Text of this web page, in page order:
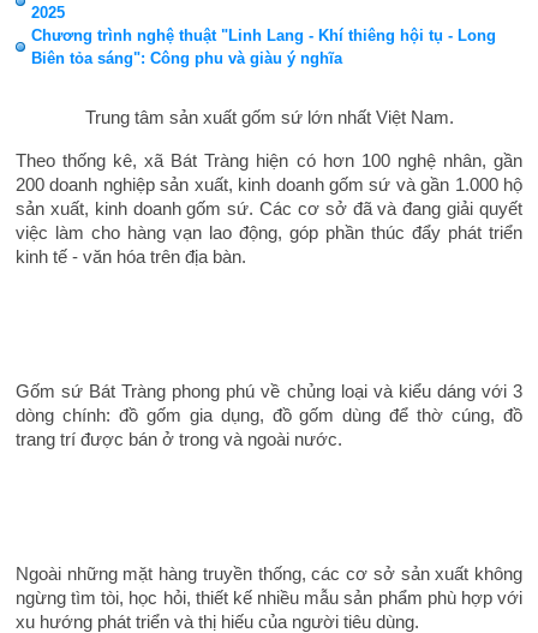
2025
Chương trình nghệ thuật "Linh Lang - Khí thiêng hội tụ - Long
Biên tỏa sáng": Công phu và giàu ý nghĩa
Trung tâm sản xuất gốm sứ lớn nhất Việt Nam.
Theo thống kê, xã Bát Tràng hiện có hơn 100 nghệ nhân, gần
200 doanh nghiệp sản xuất, kinh doanh gốm sứ và gần 1.000 hộ
sản xuất, kinh doanh gốm sứ. Các cơ sở đã và đang giải quyết
việc làm cho hàng vạn lao động, góp phần thúc đẩy phát triển
kinh tế - văn hóa trên địa bàn.
Gốm sứ Bát Tràng phong phú về chủng loại và kiểu dáng với 3
dòng chính: đồ gốm gia dụng, đồ gốm dùng để thờ cúng, đồ
trang trí được bán ở trong và ngoài nước.
Ngoài những mặt hàng truyền thống, các cơ sở sản xuất không
ngừng tìm tòi, học hỏi, thiết kế nhiều mẫu sản phẩm phù hợp với
xu hướng phát triển và thị hiếu của người tiêu dùng.